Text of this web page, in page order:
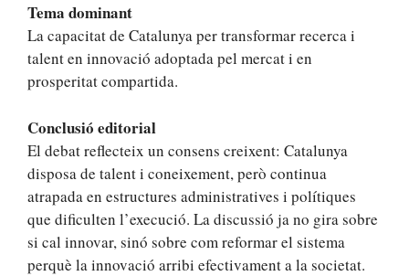
Tema dominant
La capacitat de Catalunya per transformar recerca i
talent en innovació adoptada pel mercat i en
prosperitat compartida.
Conclusió editorial
El debat reflecteix un consens creixent: Catalunya
disposa de talent i coneixement, però continua
atrapada en estructures administratives i polítiques
que dificulten l’execució. La discussió ja no gira sobre
si cal innovar, sinó sobre com reformar el sistema
perquè la innovació arribi efectivament a la societat.